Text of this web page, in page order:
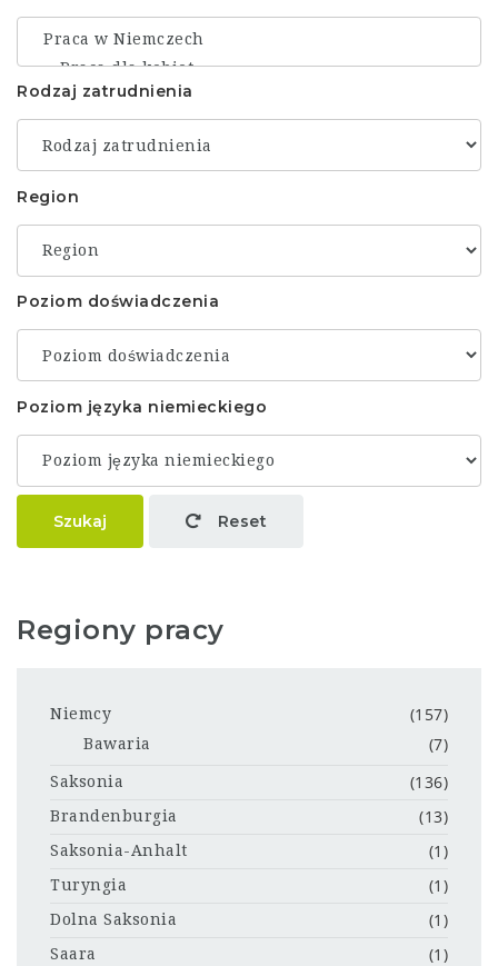
Rodzaj zatrudnienia
Region
Poziom doświadczenia
Poziom języka niemieckiego
Szukaj Reset
Regiony pracy
Niemcy (157)
Bawaria (7)
Saksonia (136)
Brandenburgia (13)
Saksonia-Anhalt (1)
Turyngia (1)
Dolna Saksonia (1)
Saara (1)